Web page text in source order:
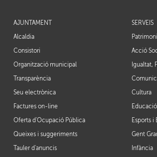
AJUNTAMENT
Alcaldia
Consistori
Organització municipal
Transparència
Seu electrònica
Factures on-line
Oferta d'Ocupació Pública
Queixes i suggeriments
Tauler d'anuncis
SERVEIS
Acció
Igualtat,
Cultura
Educació
Esports i
Gent
Infància